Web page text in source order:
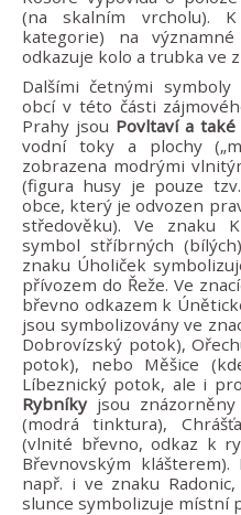
(na skalním vrcholu). K
kategorie) na
odkazuje kolo a trubka ve
Dalšími četnými
obcí v této části
Prahy jsou Povltaví a
vodní toky a plochy
zobrazena modrými
(figura husy je pouze
obce, který je odvozen
středověku). Ve znaku
symbol stříbrných
znaku Úholiček
přívozem do Řeže. Ve
břevno odkazem k
jsou symbolizovány ve
Dobrovízský potok),
potok), nebo Měšice
Líbeznický potok, ale i
Rybníkyjsou znázorněny
(modrá tinktura),
(vlnité břevno, odkaz k
Břevnovským
např. i ve znaku
slunce symbolizuje místní